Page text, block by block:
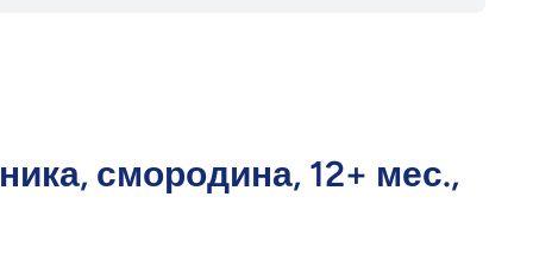
смородина, 12+ мес.,